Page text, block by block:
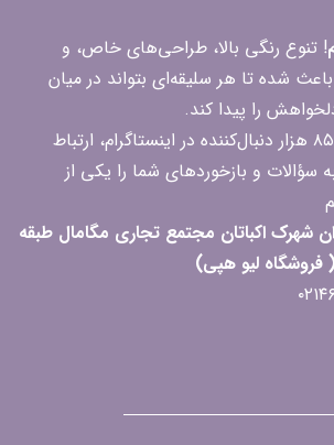
! تنوع رنگی بالا، طراحی‌های خاص، و
شده تا هر سلیقه‌ای بتواند در میان
را پیدا کند.
همچنین با بیش از ۸۵۰ هزار دنبال‌کننده در اینستاگرام، ارتباط
سؤالات و بازخوردهای شما را یکی از
شهرک اکباتان مجتمع تجاری مگامال طبقه